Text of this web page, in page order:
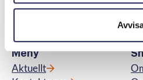
för fiberanslutning och vi
betalteletjänster. ©
2025
Meny
Aktuellt